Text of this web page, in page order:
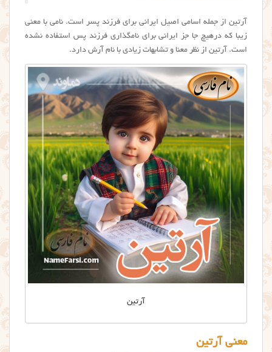
آرتین از جمله اسامی اصیل ایرانی برای فرزند پسر است. نامی با معنی
زیبا که درهیچ جا جز ایرانی برای نامگذاری فرزند پس استفاده نشده
است. آرتین از نظر معنا و تشابهات زیادی با نام آرش دارد.
آرتين
معنی آرتین